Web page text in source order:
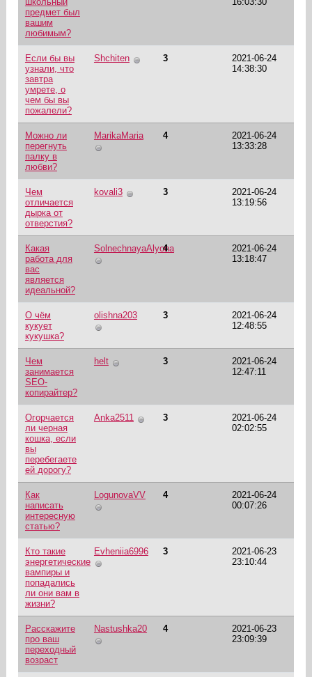
предмет был
вашим
любимым?
Если бы вы
узнали, что
завтра
умрете, о
чем бы вы
пожалели?
Shchiten 3
2021-06-24
14:38:30
Можно ли
перегнуть
палку в
любви?
MarikaMaria 4
2021-06-24
13:33:28
Чем
отличается
дырка от
отверстия?
kovali3 3
2021-06-24
13:19:56
Какая
работа для
вас
является
идеальной?
SolnechnayaAlyona
4
2021-06-24
13:18:47
О чём
кукует
кукушка?
olishna203 3
2021-06-24
12:48:55
Чем
занимается
SEO-
копирайтер?
helt 3
2021-06-24
12:47:11
Огорчается
ли черная
кошка, если
вы
перебегаете
ей дорогу?
Anka2511 3
2021-06-24
02:02:55
Как
написать
интересную
статью?
LogunovaVV 4
2021-06-24
00:07:26
Кто такие
энергетические
вампиры и
попадались
ли они вам в
жизни?
Evheniia6996 3
2021-06-23
23:10:44
Расскажите
про ваш
переходный
возраст
Nastushka20 4
2021-06-23
23:09:39